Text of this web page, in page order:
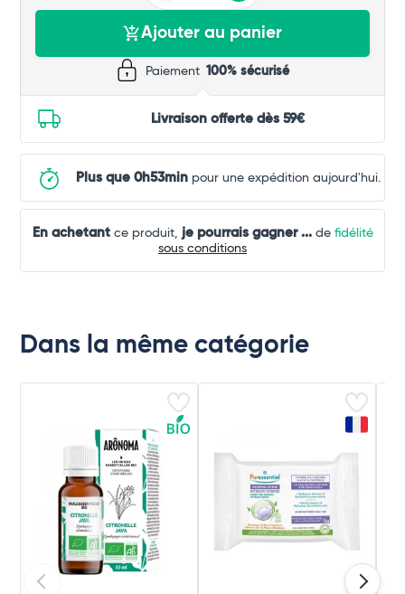
Ajouter au panier
Paiement 100% sécurisé
Livraison offerte dès 59€
Plus que 0h53minpour une expédition aujourd'hui.
En achetantce produit, je pourrais gagner ...de fidélité
sous conditions
Dans la même catégorie